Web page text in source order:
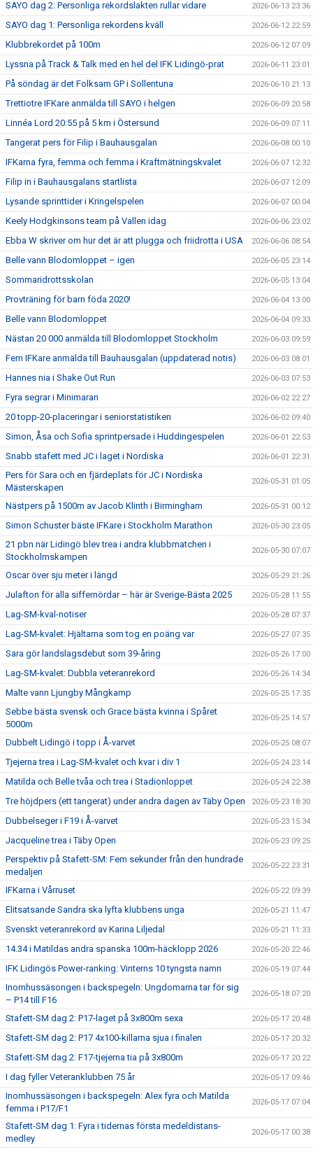
SAYO dag 2: Personliga rekordslakten rullar vidare 2026-06-13 23:36
SAYO dag 1: Personliga rekordens kväll 2026-06-12 22:59
Klubbrekordet på 100m 2026-06-12 07:09
Lyssna på Track & Talk med en hel del IFK Lidingö-prat 2026-06-11 23:01
På söndag är det Folksam GP i Sollentuna 2026-06-10 21:13
Trettiotre IFKare anmälda till SAYO i helgen 2026-06-09 20:58
Linnéa Lord 20:55 på 5 km i Östersund 2026-06-09 07:11
Tangerat pers för Filip i Bauhausgalan 2026-06-08 00:10
IFKarna fyra, femma och femma i Kraftmätningskvalet 2026-06-07 12:32
Filip in i Bauhausgalans startlista 2026-06-07 12:09
Lysande sprinttider i Kringelspelen 2026-06-07 00:04
Keely Hodgkinsons team på Vallen idag 2026-06-06 23:02
Ebba W skriver om hur det är att plugga och friidrotta i USA 2026-06-06 08:54
Belle vann Blodomloppet – igen 2026-06-05 23:14
Sommaridrottsskolan 2026-06-05 13:04
Provträning för barn föda 2020! 2026-06-04 13:00
Belle vann Blodomloppet 2026-06-04 09:33
Nästan 20 000 anmälda till Blodomloppet Stockholm 2026-06-03 09:59
Fem IFKare anmälda till Bauhausgalan (uppdaterad notis) 2026-06-03 08:01
Hannes nia i Shake Out Run 2026-06-03 07:53
Fyra segrar i Minimaran 2026-06-02 22:27
20 topp-20-placeringar i seniorstatistiken 2026-06-02 09:40
Simon, Åsa och Sofia sprintpersade i Huddingespelen 2026-06-01 22:53
Snabb stafett med JC i laget i Nordiska 2026-06-01 22:31
Pers för Sara och en fjärdeplats för JC i Nordiska
Mästerskapen
2026-05-31 01:05
Nästpers på 1500m av Jacob Klinth i Birmingham 2026-05-31 00:12
Simon Schuster bäste IFKare i Stockholm Marathon 2026-05-30 23:05
21 pbn när Lidingö blev trea i andra klubbmatchen i
Stockholmskampen
2026-05-30 07:07
Oscar över sju meter i längd 2026-05-29 21:26
Julafton för alla siffernördar – här är Sverige-Bästa 2025 2026-05-28 11:55
Lag-SM-kval-notiser 2026-05-28 07:37
Lag-SM-kvalet: Hjältarna som tog en poäng var 2026-05-27 07:35
Sara gör landslagsdebut som 39-åring 2026-05-26 17:00
Lag-SM-kvalet: Dubbla veteranrekord 2026-05-26 14:34
Malte vann Ljungby Mångkamp 2026-05-25 17:35
Sebbe bästa svensk och Grace bästa kvinna i Spåret
5000m
2026-05-25 14:57
Dubbelt Lidingö i topp i Å-varvet 2026-05-25 08:07
Tjejerna trea i Lag-SM-kvalet och kvar i div 1 2026-05-24 23:14
Matilda och Belle tvåa och trea i Stadionloppet 2026-05-24 22:38
Tre höjdpers (ett tangerat) under andra dagen av Täby Open 2026-05-23 18:30
Dubbelseger i F19 i Å-varvet 2026-05-23 15:34
Jacqueline trea i Täby Open 2026-05-23 09:25
Perspektiv på Stafett-SM: Fem sekunder från den hundrade
medaljen
2026-05-22 23:31
IFKarna i Vårruset 2026-05-22 09:39
Elitsatsande Sandra ska lyfta klubbens unga 2026-05-21 11:47
Svenskt veteranrekord av Karina Liljedal 2026-05-21 11:33
14.34 i Matildas andra spanska 100m-häcklopp 2026 2026-05-20 22:46
IFK Lidingös Power-ranking: Vinterns 10 tyngsta namn 2026-05-19 07:44
Inomhussäsongen i backspegeln: Ungdomarna tar för sig
– P14 till F16
2026-05-18 07:20
Stafett-SM dag 2: P17-laget på 3x800m sexa 2026-05-17 20:48
Stafett-SM dag 2: P17 4x100-killarna sjua i finalen 2026-05-17 20:32
Stafett-SM dag 2: F17-tjejerna tia på 3x800m 2026-05-17 20:22
I dag fyller Veteranklubben 75 år 2026-05-17 09:46
Inomhussäsongen i backspegeln: Alex fyra och Matilda
femma i P17/F1
2026-05-17 07:04
Stafett-SM dag 1: Fyra i tidernas första medeldistans-
medley
2026-05-17 00:38